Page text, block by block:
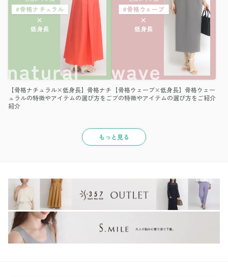
【骨格ナチュラル×低身長】骨格ナチ
ュラルの特徴やアイテムの選び方をご
紹介
【骨格ウェーブ×低身長】骨格ウェー
ブの特徴やアイテムの選び方をご紹介
もっと見る